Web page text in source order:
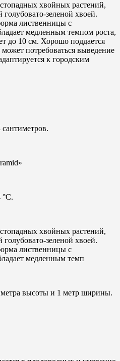
хвойных растений,
зеленой хвоей.
лиственницы с
медленным темпом роста,
до 10 см. Хорошо поддается
потребоваться выведение
к городским
хвойных растений,
зеленой хвоей.
лиственницы с
медленным темп
метра высоты и 1 метр ширины.